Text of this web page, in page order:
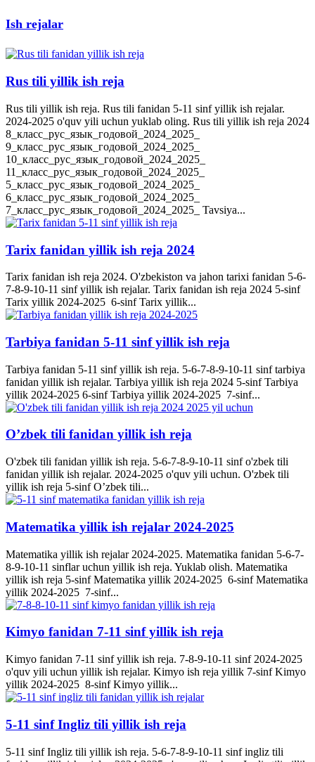
Ish rejalar
Rus tili yillik ish reja
Rus tili yillik ish reja. Rus tili fanidan 5-11 sinf yillik ish rejalar.
2024-2025 o'quv yili uchun yuklab oling. Rus tili yillik ish reja 2024
8_класс_рус_язык_годовой_2024_2025_
9_класс_рус_язык_годовой_2024_2025_
10_класс_рус_язык_годовой_2024_2025_
11_класс_рус_язык_годовой_2024_2025_
5_класс_рус_язык_годовой_2024_2025_
6_класс_рус_язык_годовой_2024_2025_
7_класс_рус_язык_годовой_2024_2025_ Tavsiya...
Tarix fanidan yillik ish reja 2024
Tarix fanidan ish reja 2024. O'zbekiston va jahon tarixi fanidan 5-6-
7-8-9-10-11 sinf yillik ish rejalar. Tarix fanidan ish reja 2024 5-sinf
Tarix yillik 2024-2025 6-sinf Tarix yillik...
Tarbiya fanidan 5-11 sinf yillik ish reja
Tarbiya fanidan 5-11 sinf yillik ish reja. 5-6-7-8-9-10-11 sinf tarbiya
fanidan yillik ish rejalar. Tarbiya yillik ish reja 2024 5-sinf Tarbiya
yillik 2024-2025 6-sinf Tarbiya yillik 2024-2025 7-sinf...
O’zbek tili fanidan yillik ish reja
O'zbek tili fanidan yillik ish reja. 5-6-7-8-9-10-11 sinf o'zbek tili
fanidan yillik ish rejalar. 2024-2025 o'quv yili uchun. O'zbek tili
yillik ish reja 5-sinf O’zbek tili...
Matematika yillik ish rejalar 2024-2025
Matematika yillik ish rejalar 2024-2025. Matematika fanidan 5-6-7-
8-9-10-11 sinflar uchun yillik ish reja. Yuklab olish. Matematika
yillik ish reja 5-sinf Matematika yillik 2024-2025 6-sinf Matematika
yillik 2024-2025 7-sinf...
Kimyo fanidan 7-11 sinf yillik ish reja
Kimyo fanidan 7-11 sinf yillik ish reja. 7-8-9-10-11 sinf 2024-2025
o'quv yili uchun yillik ish rejalar. Kimyo ish reja yillik 7-sinf Kimyo
yillik 2024-2025 8-sinf Kimyo yillik...
5-11 sinf Ingliz tili yillik ish reja
5-11 sinf Ingliz tili yillik ish reja. 5-6-7-8-9-10-11 sinf ingliz tili